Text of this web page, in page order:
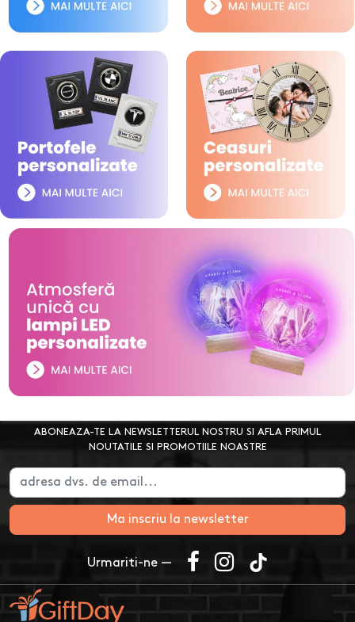
ABONEAZA-TE LA NEWSLETTERUL NOSTRU SI AFLA PRIMUL
NOUTATILE SI PROMOTIILE NOASTRE
Ma inscriu la newsletter
Urmariti-ne —